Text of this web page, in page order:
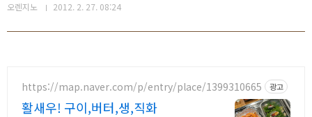
오렌지노 2012. 2. 27. 08:24
https://map.naver.com/p/entry/place/1399310665 광고
활새우! 구이,버터,생,직화